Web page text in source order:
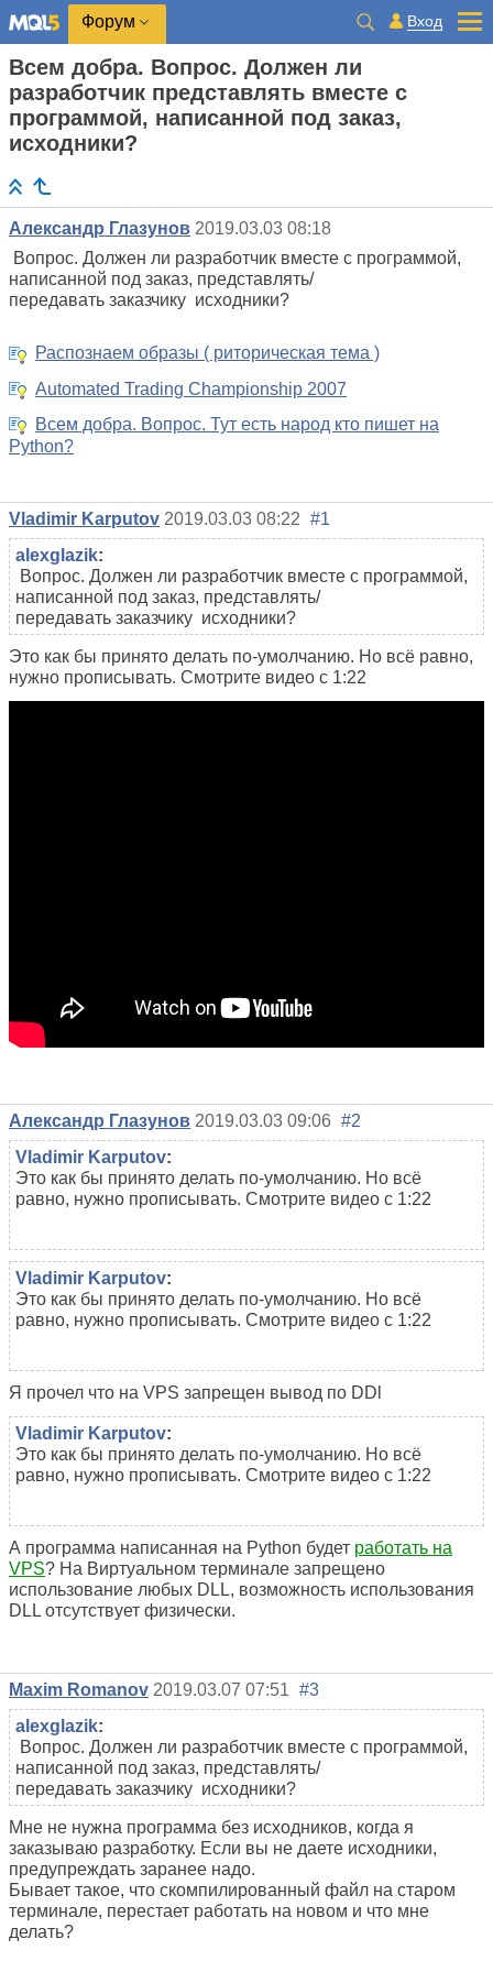
Форум Вход
Всем добра. Вопрос. Должен ли
разработчик представлять вместе с
программой, написанной под заказ,
исходники?
Александр Глазунов 2019.03.03 08:18
Вопрос. Должен ли разработчик вместе с программой,
написанной под заказ, представлять/
передавать заказчику исходники?
Распознаем образы ( риторическая тема )
Automated Trading Championship 2007
Всем добра. Вопрос. Тут есть народ кто пишет на
Python?
Vladimir Karputov 2019.03.03 08:22 #1
alexglazik:
Вопрос. Должен ли разработчик вместе с программой,
написанной под заказ, представлять/
передавать заказчику исходники?
Это как бы принято делать по-умолчанию. Но всё равно,
нужно прописывать. Смотрите видео с 1:22
Александр Глазунов 2019.03.03 09:06 #2
Vladimir Karputov:
Это как бы принято делать по-умолчанию. Но всё
равно, нужно прописывать. Смотрите видео с 1:22
Vladimir Karputov:
Это как бы принято делать по-умолчанию. Но всё
равно, нужно прописывать. Смотрите видео с 1:22
Я прочел что на VPS запрещен вывод по DDl
Vladimir Karputov:
Это как бы принято делать по-умолчанию. Но всё
равно, нужно прописывать. Смотрите видео с 1:22
А программа написанная на Python будет работать на
VPS? На Виртуальном терминале запрещено
использование любых DLL, возможность использования
DLL отсутствует физически.
Maxim Romanov 2019.03.07 07:51 #3
alexglazik:
Вопрос. Должен ли разработчик вместе с программой,
написанной под заказ, представлять/
передавать заказчику исходники?
Мне не нужна программа без исходников, когда я
заказываю разработку. Если вы не даете исходники,
предупреждать заранее надо.
Бывает такое, что скомпилированный файл на старом
терминале, перестает работать на новом и что мне
делать?